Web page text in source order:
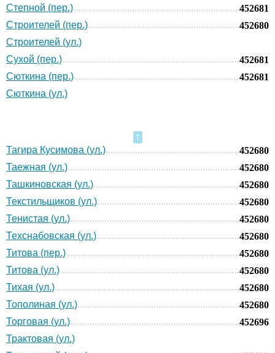
Степной (пер.)
452681
Строителей (пер.)
452680
Строителей (ул.)
Сухой (пер.)
452681
Сюткина (пер.)
452681
Сюткина (ул.)
Т
Тагира Кусимова (ул.)
452680
Таежная (ул.)
452680
Ташкиновская (ул.)
452680
Текстильщиков (ул.)
452680
Тенистая (ул.)
452680
Техснабовская (ул.)
452680
Титова (пер.)
452680
Титова (ул.)
452680
Тихая (ул.)
452680
Тополиная (ул.)
452680
Торговая (ул.)
452696
Трактовая (ул.)